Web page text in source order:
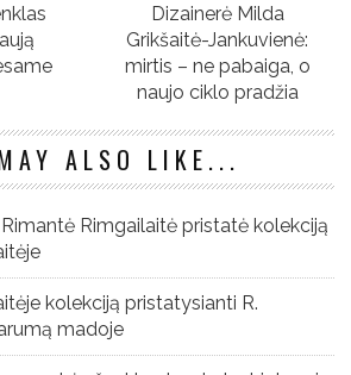
Dizainerė Milda
Grikšaitė-Jankuvienė:
mirtis – ne pabaiga, o
naujo ciklo pradžia
ALSO LIKE...
Rimgailaitė pristatė kolekciją
kolekciją pristatysianti R.
madoje